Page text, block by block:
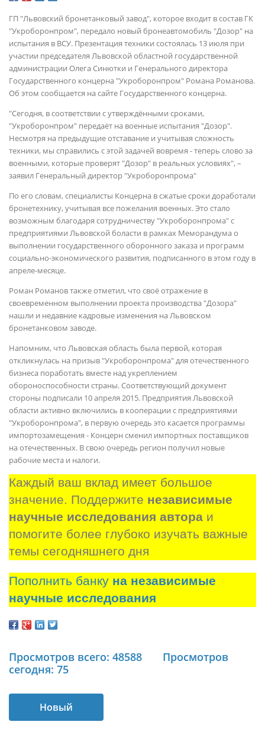
ГП "Львовский бронетанковый завод", которое входит в состав ГК
"Укроборонпром", передало новый бронеавтомобиль "Дозор" на
испытания в ВСУ. Презентация техники состоялась 13 июля при
участии председателя Львовской областной государственной
администрации Олега Синютки и Генерального директора
Государственного концерна "Укроборонпром" Романа Романова.
Об этом сообщается на сайте Государственного концерна.
"Сегодня, в соответствии с утверждёнными сроками,
"Укроборонпром" передаёт на военные испытания "Дозор".
Несмотря на предыдущие отставание и учитывая сложность
техники, мы справились с этой задачей вовремя - теперь слово за
военными, которые проверят "Дозор" в реальных условиях", –
заявил Генеральный директор "Укроборонпрома"
По его словам, специалисты Концерна в сжатые сроки доработали
бронетехнику, учитывая все пожелания военных. Это стало
возможным благодаря сотрудничеству "Укроборонпрома" с
предприятиями Львовской боласти в рамках Меморандума о
выполнении государственного оборонного заказа и программ
социально-экономического развития, подписанного в этом году в
апреле-месяце.
Роман Романов также отметил, что своё отражение в
своевременном выполнении проекта производства "Дозора"
нашли и недавние кадровые изменения на Львовском
бронетанковом заводе.
Напомним, что Львовская область была первой, которая
откликнулась на призыв "Укроборонпрома" для отечественного
бизнеса поработать вместе над укреплением
обороноспособности страны. Соответствующий документ
стороны подписали 10 апреля 2015. Предприятия Львовской
области активно включились в кооперации с предприятиями
"Укроборонпрома", в первую очередь это касается программы
импортозамещения - Концерн сменил импортных поставщиков
на отечественных. В свою очередь регион получил новые
рабочие места и налоги.
Каждый ваш вклад имеет большое
значение. Поддержите независимые
научные исследования автора и
помогите более глубоко изучать важные
темы сегодняшнего дня
Пополнить банку на независимые
научные исследования
Просмотров всего: 48588
Просмотров
сегодня: 75
Новый